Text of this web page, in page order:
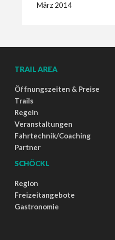
März 2014
TRAIL AREA
Öffnungszeiten & Preise
Trails
Regeln
Veranstaltungen
Fahrtechnik/Coaching
Partner
SCHÖCKL
Region
Freizeitangebote
Gastronomie